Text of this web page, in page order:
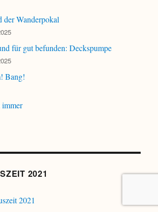
der Wanderpokal
für gut befunden: Deckspumpe
Bang!
immer
2021
2021